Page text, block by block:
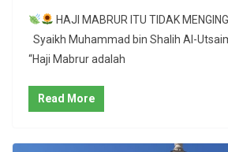
HAJI MABRUR ITU TIDAK
Syaikh Muhammad bin Shalih Al-
“Haji Mabrur adalah
Read More